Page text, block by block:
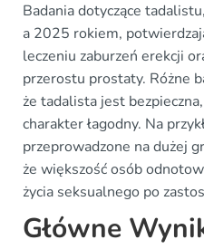
Badania dotyczące
a 2025 rokiem,
leczeniu zaburzeń erekcji
przerostu prostaty. Różne
że tadalista jest
charakter łagodny. Na
przeprowadzone na dużej
że większość osób
życia seksualnego po
Główne